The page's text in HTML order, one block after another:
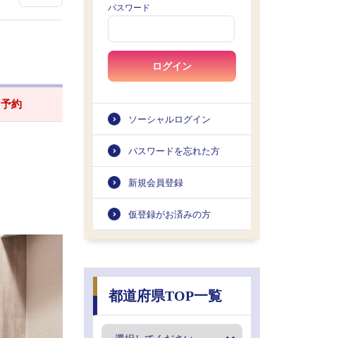
予約
パスワード
ログイン
ソーシャルログイン
パスワードを忘れた方
新規会員登録
仮登録がお済みの方
都道府県TOP一覧